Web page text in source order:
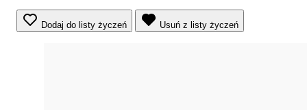
Dodaj do listy życzeń Usuń z listy życzeń